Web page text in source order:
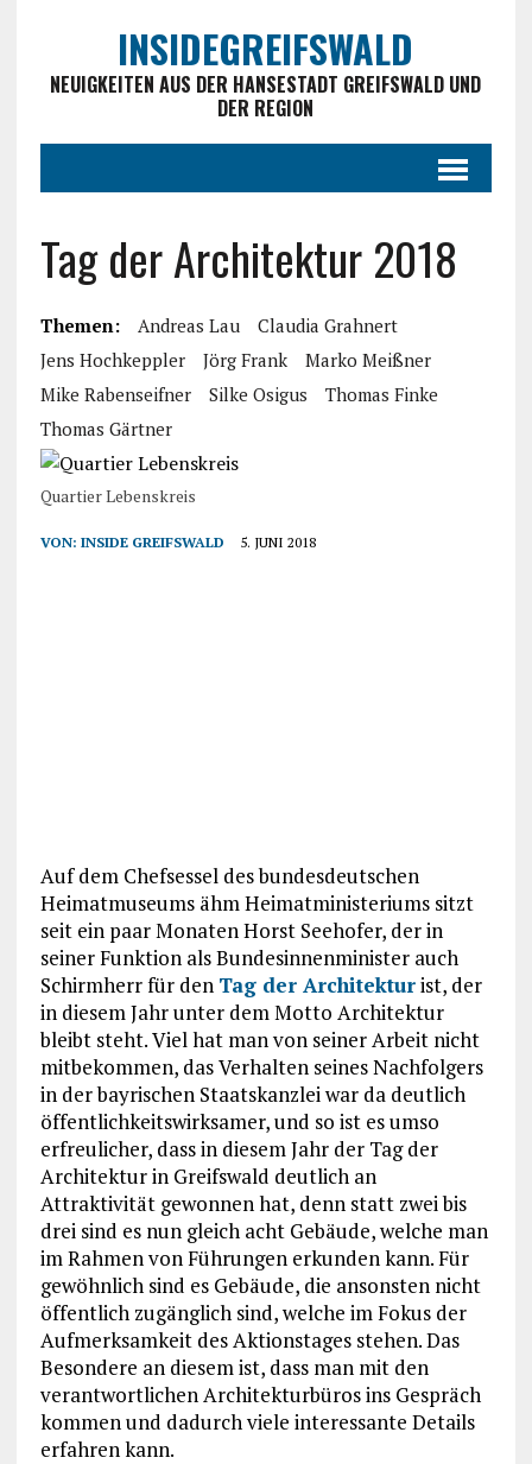
INSIDEGREIFSWALD
NEUIGKEITEN AUS DER HANSESTADT GREIFSWALD UND
DER REGION
Tag der Architektur 2018
Themen: Andreas Lau
Claudia Grahnert
Jens Hochkeppler
Jörg Frank
Marko Meißner
Mike Rabenseifner
Silke Osigus
Thomas Finke
Thomas Gärtner
Quartier Lebenskreis
VON: INSIDE GREIFSWALD 5. JUNI 2018
Auf dem Chefsessel des bundesdeutschen
Heimatmuseums ähm Heimatministeriums sitzt
seit ein paar Monaten Horst Seehofer, der in
seiner Funktion als Bundesinnenminister auch
Schirmherr für den Tag der Architekturist, der
in diesem Jahr unter dem Motto Architektur
bleibt steht. Viel hat man von seiner Arbeit nicht
mitbekommen, das Verhalten seines Nachfolgers
in der bayrischen Staatskanzlei war da deutlich
öffentlichkeitswirksamer, und so ist es umso
erfreulicher, dass in diesem Jahr der Tag der
Architektur in Greifswald deutlich an
Attraktivität gewonnen hat, denn statt zwei bis
drei sind es nun gleich acht Gebäude, welche man
im Rahmen von Führungen erkunden kann. Für
gewöhnlich sind es Gebäude, die ansonsten nicht
öffentlich zugänglich sind, welche im Fokus der
Aufmerksamkeit des Aktionstages stehen. Das
Besondere an diesem ist, dass man mit den
verantwortlichen Architekturbüros ins Gespräch
kommen und dadurch viele interessante Details
erfahren kann.